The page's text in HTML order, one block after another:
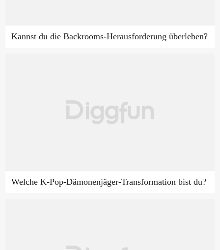
Kannst du die Backrooms-Herausforderung überleben?
Welche K-Pop-Dämonenjäger-Transformation bist du?